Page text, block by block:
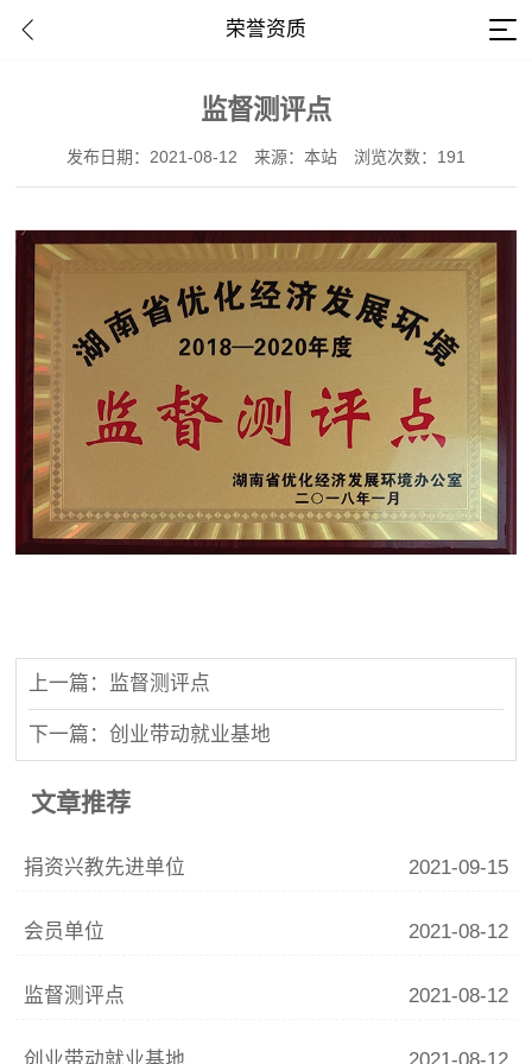
荣誉资质
监督测评点
发布日期：2021-08-12 来源：本站 浏览次数：191
上一篇：监督测评点
下一篇：创业带动就业基地
文章推荐
捐资兴教先进单位 2021-09-15
会员单位 2021-08-12
监督测评点 2021-08-12